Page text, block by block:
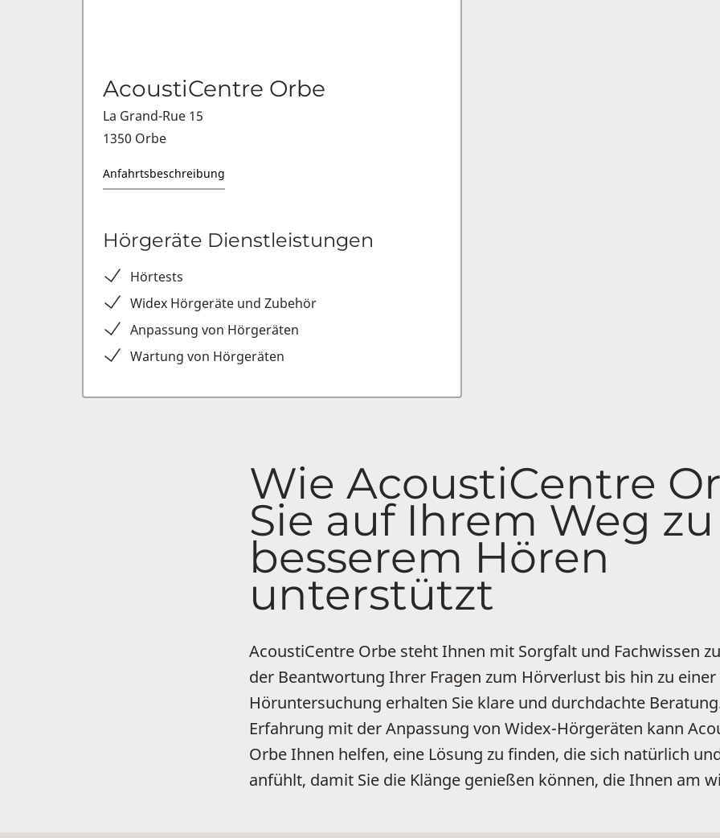
AcoustiCentre Orbe
La Grand-Rue 15
1350 Orbe
Anfahrtsbeschreibung
Hörgeräte Dienstleistungen
Hörtests
Widex Hörgeräte und Zubehör
Anpassung von Hörgeräten
Wartung von Hörgeräten
Wie AcoustiCentre
Sie auf Ihrem Weg zu
besserem Hören
unterstützt
AcoustiCentre Orbe steht Ihnen mit Sorgfalt und Fachwissen
der Beantwortung Ihrer Fragen zum Hörverlust bis hin zu
Höruntersuchung erhalten Sie klare und durchdachte
Erfahrung mit der Anpassung von Widex-Hörgeräten kann
Orbe Ihnen helfen, eine Lösung zu finden, die sich natürlich
anfühlt, damit Sie die Klänge genießen können, die Ihnen am